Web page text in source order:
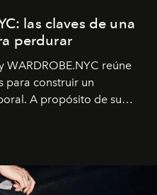
las claves de una
perdurar
WARDROBE.NYC reúne
para construir un
A propósito de su
la firma neoyorquina y
global de la marca